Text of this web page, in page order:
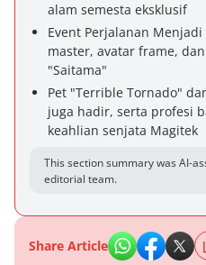
alam semesta eksklusif
Event Perjalanan
master, avatar frame,
"Saitama"
Pet "Terrible Tornado"
juga hadir, serta profesi
keahlian senjata Magitek
This section summary was AI-
editorial team.
Share Article